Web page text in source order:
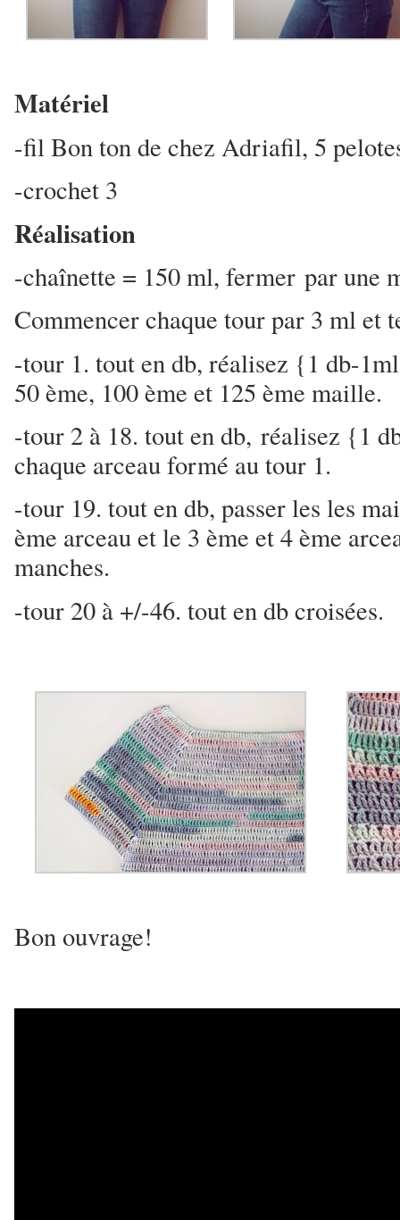
Matériel
-fil Bon ton de chez Adriafil, 5
-crochet 3
Réalisation
-chaînette = 150 ml, fermer par une
Commencer chaque tour par 3 ml et
-tour 1. tout en db, réalisez {1 db-
50 ème, 100 ème et 125 ème maille.
-tour 2 à 18. tout en db, réalisez {1
chaque arceau formé au tour 1.
-tour 19. tout en db, passer les les
ème arceau et le 3 ème et 4 ème
manches.
-tour 20 à +/-46. tout en db croisées.
Bon ouvrage!